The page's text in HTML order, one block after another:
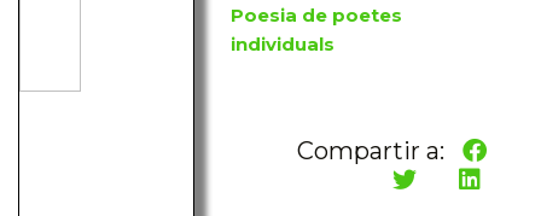
Poesia de poetes
individuals
Compartir a: